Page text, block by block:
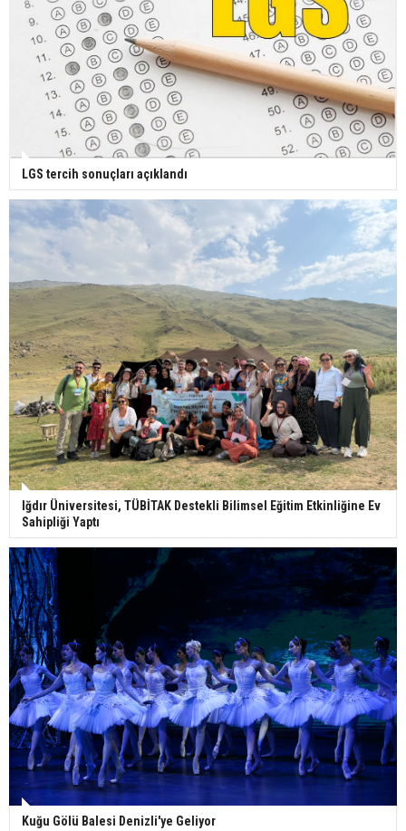
LGS tercih sonuçları açıklandı
Iğdır Üniversitesi, TÜBİTAK Destekli Bilimsel Eğitim Etkinliğine Ev
Sahipliği Yaptı
Kuğu Gölü Balesi Denizli'ye Geliyor